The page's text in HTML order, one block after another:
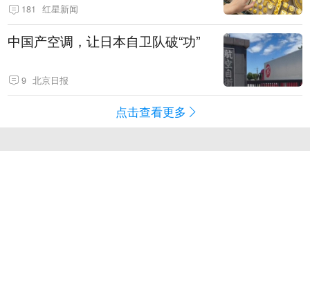
181 红星新闻
中国产空调，让日本自卫队破“功”
9 北京日报
点击查看更多